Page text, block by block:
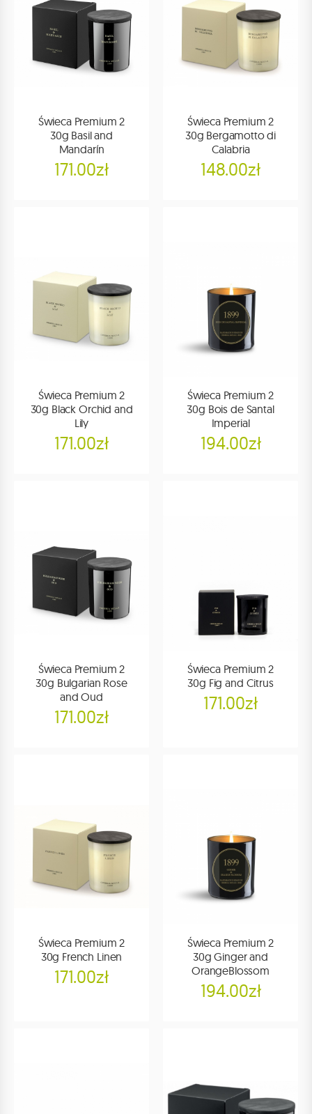
Świeca Premium 2
30g Basil and
Mandarín
171.00zł
Świeca Premium 2
30g Bergamotto di
Calabria
148.00zł
Świeca Premium 2
30g Black Orchid and
Lily
171.00zł
Świeca Premium 2
30g Bois de Santal
Imperial
194.00zł
Świeca Premium 2
30g Bulgarian Rose
and Oud
171.00zł
Świeca Premium 2
30g Fig and Citrus
171.00zł
Świeca Premium 2
30g French Linen
171.00zł
Świeca Premium 2
30g Ginger and
OrangeBlossom
194.00zł